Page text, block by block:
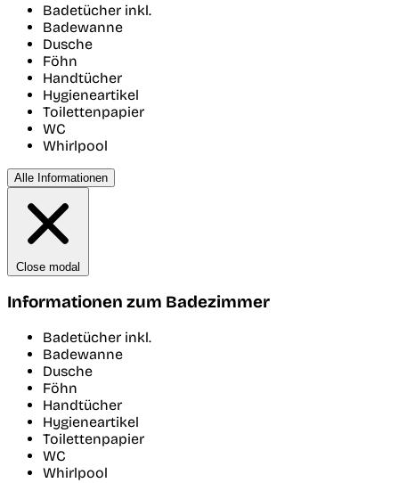
Badetücher inkl.
Badewanne
Dusche
Föhn
Handtücher
Hygieneartikel
Toilettenpapier
WC
Whirlpool
Alle Informationen
Close modal
Informationen zum Badezimmer
Badetücher inkl.
Badewanne
Dusche
Föhn
Handtücher
Hygieneartikel
Toilettenpapier
WC
Whirlpool